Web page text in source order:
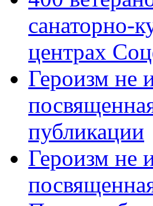
санаторно-
центрах
Героизм не
публикации
Героизм не